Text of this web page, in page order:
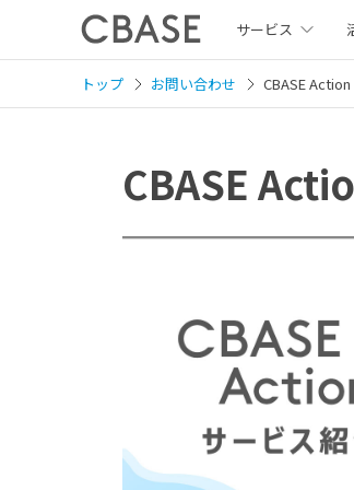
サービス
トップ お問い合わせ CBASE
CBASE